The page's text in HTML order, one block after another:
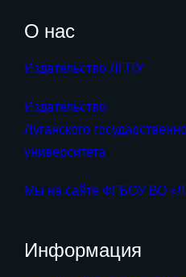
О нас
Издательство ЛГПУ
Издательство
Луганского
университета
Мы на сайте ФГБОУ ВО
Информация